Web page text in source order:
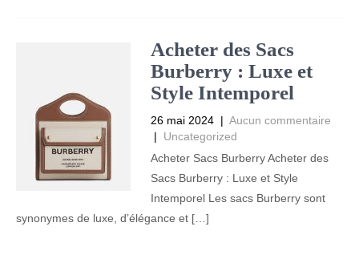
Acheter des Sacs
Burberry : Luxe et
Style Intemporel
26 mai 2024 | Aucun commentaire
| Uncategorized
Acheter Sacs Burberry Acheter des
Sacs Burberry : Luxe et Style
Intemporel Les sacs Burberry sont
synonymes de luxe, d’élégance et […]